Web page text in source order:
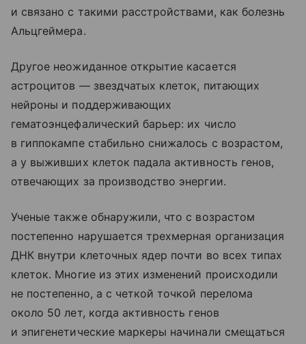
и связано с такими расстройствами, как болезнь
Альцгеймера.
Другое неожиданное открытие касается
астроцитов — звездчатых клеток, питающих
нейроны и поддерживающих
гематоэнцефалический барьер: их число
в гиппокампе стабильно снижалось с возрастом,
а у выживших клеток падала активность генов,
отвечающих за производство энергии.
Ученые также обнаружили, что с возрастом
постепенно нарушается трехмерная организация
ДНК внутри клеточных ядер почти во всех типах
клеток. Многие из этих изменений происходили
не постепенно, а с четкой точкой перелома
около 50 лет, когда активность генов
и эпигенетические маркеры начинали смещаться